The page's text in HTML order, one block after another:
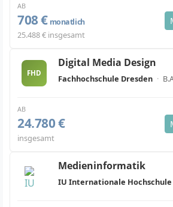
AB
708 € monatlich
25.488 € insgesamt
FHD
Digital Media Design
Fachhochschule Dresden ·
AB
24.780 €
insgesamt
Medieninformatik
IU Internationale Hochschule